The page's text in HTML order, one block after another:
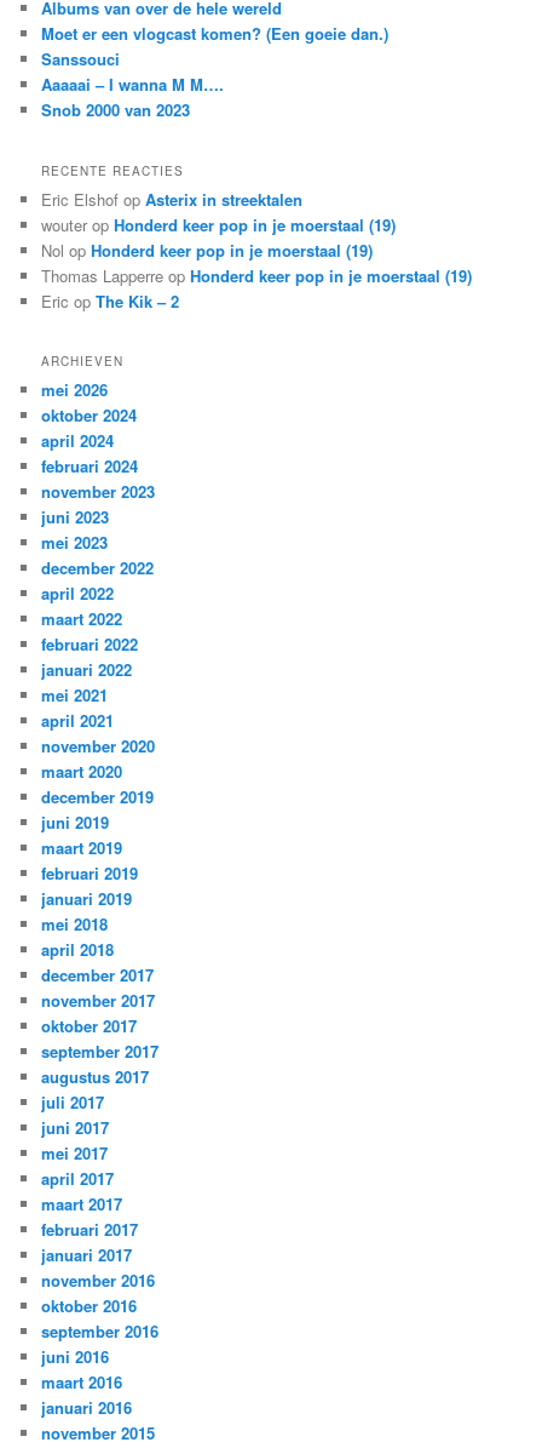
n
Albums van over de hele wereld
Moet er een vlogcast komen? (Een goeie dan.)
Sanssouci
Aaaaai – I wanna M M….
Snob 2000 van 2023
RECENTE REACTIES
Eric Elshof opAsterix in streektalen
wouter opHonderd keer pop in je moerstaal (19)
Nol opHonderd keer pop in je moerstaal (19)
Thomas Lapperre opHonderd keer pop in je moerstaal (19)
Eric opThe Kik – 2
ARCHIEVEN
mei 2026
oktober 2024
april 2024
februari 2024
november 2023
juni 2023
mei 2023
december 2022
april 2022
maart 2022
februari 2022
januari 2022
mei 2021
april 2021
november 2020
maart 2020
december 2019
juni 2019
maart 2019
februari 2019
januari 2019
mei 2018
april 2018
december 2017
november 2017
oktober 2017
september 2017
augustus 2017
juli 2017
juni 2017
mei 2017
april 2017
maart 2017
februari 2017
januari 2017
november 2016
oktober 2016
september 2016
juni 2016
maart 2016
januari 2016
november 2015